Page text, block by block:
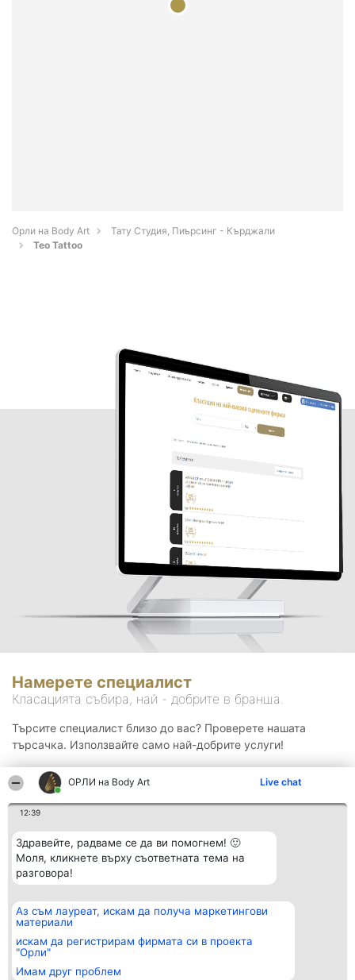
ОРЛИ на Body Art Live chat
12:39
Здравейте, радваме се да ви помогнем! 🙂
Моля, кликнете върху съответната тема на
разговора!
Аз съм лауреат, искам да получа маркетингови
материали
искам да регистрирам фирмата си в проекта
"Орли"
Имам друг проблем
Орли на Body Art
Тату Студия, Пиърсинг - Кърджали
Teo Tattoo
Намерете специалист
Класацията събира, най - добрите в бранша.
Търсите специалист близо до вас? Проверете нашата
търсачка. Използвайте само най-добрите услуги!
Организатор на
класиране
BulevardulAleea Timișul De
Sus Nr. 2, Bl. A30, Sc. A, Et.
4, Ap. 13
Класация
всички
Контакти